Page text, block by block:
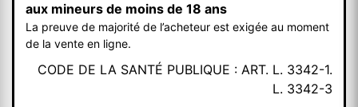
aux mineurs de moins de 18 ans
La preuve de majorité de l’acheteur est exigée au moment
de la vente en ligne.
CODE DE LA SANTÉ PUBLIQUE : ART. L. 3342-1.
L. 3342-3